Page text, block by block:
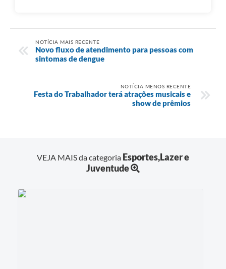
NOTÍCIA MAIS RECENTE
Novo fluxo de atendimento para pessoas com
sintomas de dengue
NOTÍCIA MENOS RECENTE
Festa do Trabalhador terá atrações musicais e
show de prêmios
VEJA MAIS da categoria Esportes,Lazer e
Juventude